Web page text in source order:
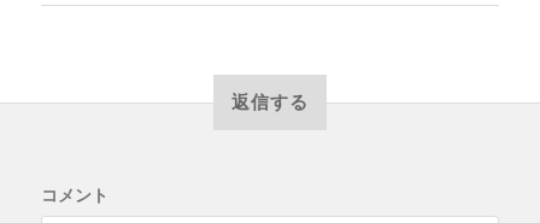
返信する
コメント